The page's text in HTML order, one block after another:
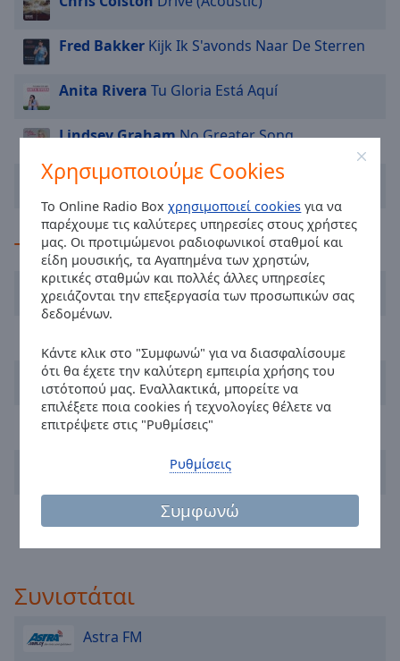
Χρησιμοποιούμε Cookies
Το Online Radio Boxχρησιμοποιεί cookies για να
παρέχουμε τις καλύτερες υπηρεσίες στους χρήστες
μας. Οι προτιμώμενοι ραδιοφωνικοί σταθμοί και
είδη μουσικής, τα Αγαπημένα των χρηστών,
κριτικές σταθμών και πολλές άλλες υπηρεσίες
χρειάζονται την επεξεργασία των προσωπικών σας
δεδομένων.
Κάντε κλικ στο "Συμφωνώ" για να διασφαλίσουμε
ότι θα έχετε την καλύτερη εμπειρία χρήσης του
ιστότοπού μας. Εναλλακτικά, μπορείτε να
επιλέξετε ποια cookies ή τεχνολογίες θέλετε να
επιτρέψετε στις "Ρυθμίσεις"
Συμφωνώ
Ρυθμίσεις
cancel
and
close
window.
Text
Opacity
Background
Opacity
Caption
Size
Text
Fred Bakker Kijk Ik S'avonds Naar De Sterren
Anita Rivera Tu Gloria Está Aquí
Lindsey GrahamNo Greater Song
Owen Hart44 Black
TOP καλλιτέχνες
Hammer King
Chris Colston
Anita Rivera
Συνιστάται
Astra FM